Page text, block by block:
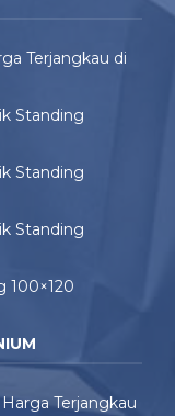
Terjangkau di
Standing
Standing
Standing
100×120
Terjangkau